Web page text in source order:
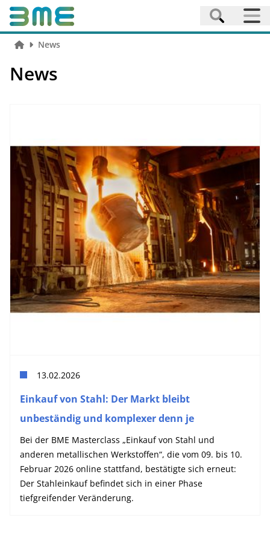
News
News
13.02.2026
Einkauf von Stahl: Der Markt bleibt
unbeständig und komplexer denn je
Bei der BME Masterclass „Einkauf von Stahl und
anderen metallischen Werkstoffen“, die vom 09. bis 10.
Februar 2026 online stattfand, bestätigte sich erneut:
Der Stahleinkauf befindet sich in einer Phase
tiefgreifender Veränderung.